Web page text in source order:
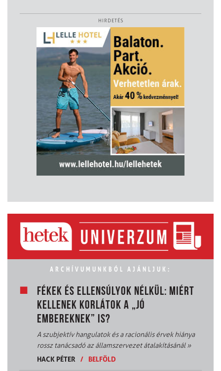
HIRDETÉS
ARCHÍVUMUNKBÓL AJÁNLJUK:
FÉKEK ÉS ELLENSÚLYOK NÉLKÜL: MIÉRT
KELLENEK KORLÁTOK A „JÓ
EMBEREKNEK” IS?
A szubjektív hangulatok és a racionális érvek hiánya
rossz tanácsadó az államszervezet átalakításánál»
HACK PÉTER
/ BELFÖLD